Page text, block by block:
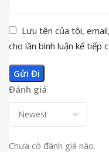
Đánh giá
Chưa có đánh giá nào.
Lưu tên của tôi,
cho lần bình luận kế tiếp